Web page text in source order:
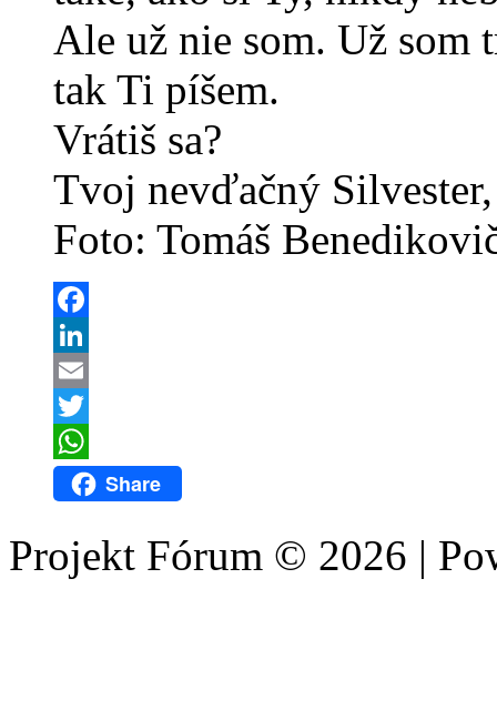
Ale už nie som. Už
tak Ti píšem.
Vrátiš sa?
Tvoj nevďačný
Foto: Tomáš
Facebook
LinkedIn
Email
Twitter
WhatsAppShare
Projekt Fórum © 2026 |